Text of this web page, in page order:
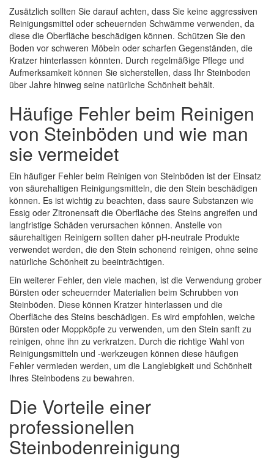
Zusätzlich sollten Sie darauf achten, dass Sie keine aggressiven
Reinigungsmittel oder scheuernden Schwämme verwenden, da
diese die Oberfläche beschädigen können. Schützen Sie den
Boden vor schweren Möbeln oder scharfen Gegenständen, die
Kratzer hinterlassen könnten. Durch regelmäßige Pflege und
Aufmerksamkeit können Sie sicherstellen, dass Ihr Steinboden
über Jahre hinweg seine natürliche Schönheit behält.
Häufige Fehler beim Reinigen
von Steinböden und wie man
sie vermeidet
Ein häufiger Fehler beim Reinigen von Steinböden ist der Einsatz
von säurehaltigen Reinigungsmitteln, die den Stein beschädigen
können. Es ist wichtig zu beachten, dass saure Substanzen wie
Essig oder Zitronensaft die Oberfläche des Steins angreifen und
langfristige Schäden verursachen können. Anstelle von
säurehaltigen Reinigern sollten daher pH-neutrale Produkte
verwendet werden, die den Stein schonend reinigen, ohne seine
natürliche Schönheit zu beeinträchtigen.
Ein weiterer Fehler, den viele machen, ist die Verwendung grober
Bürsten oder scheuernder Materialien beim Schrubben von
Steinböden. Diese können Kratzer hinterlassen und die
Oberfläche des Steins beschädigen. Es wird empfohlen, weiche
Bürsten oder Moppköpfe zu verwenden, um den Stein sanft zu
reinigen, ohne ihn zu verkratzen. Durch die richtige Wahl von
Reinigungsmitteln und -werkzeugen können diese häufigen
Fehler vermieden werden, um die Langlebigkeit und Schönheit
Ihres Steinbodens zu bewahren.
Die Vorteile einer
professionellen
Steinbodenreinigung